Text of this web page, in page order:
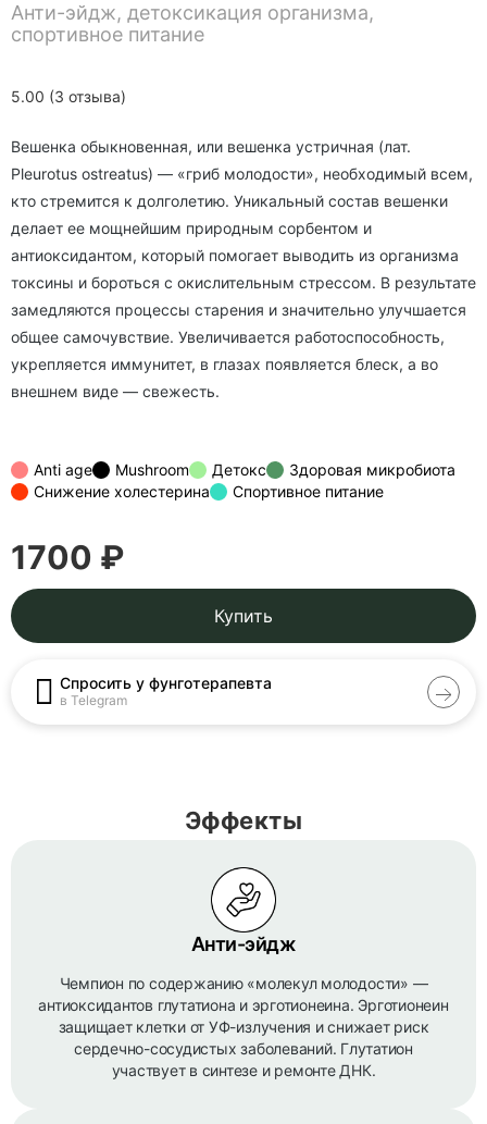
5.00 (3 отзыва)
Анти-эйдж, детоксикация организма,
спортивное питание
Вешенка обыкновенная, или вешенка устричная (лат.
Pleurotus ostreatus) — «гриб молодости», необходимый всем,
кто стремится к долголетию. Уникальный состав вешенки
делает ее мощнейшим природным сорбентом и
антиоксидантом, который помогает выводить из организма
токсины и бороться с окислительным стрессом. В результате
замедляются процессы старения и значительно улучшается
общее самочувствие. Увеличивается работоспособность,
укрепляется иммунитет, в глазах появляется блеск, а во
внешнем виде — свежесть.
Anti age Mushroom Детокс
Здоровая микробиота
Снижение холестерина
Спортивное питание
1700 ₽
Купить
Спросить у фунготерапевта
в Telegram
Эффекты
Анти-эйдж
Чемпион по содержанию «молекул молодости» —
антиоксидантов глутатиона и эрготионеина. Эрготионеин
защищает клетки от УФ-излучения и снижает риск
сердечно-сосудистых заболеваний. Глутатион
участвует в синтезе и ремонте ДНК.